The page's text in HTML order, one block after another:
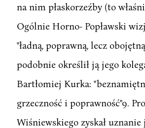
na nim płaskorzeźby (to
Ogólnie Horno- Popławski
"ładną, poprawną, lecz obojętną
podobnie określił ją jego
Bartłomiej Kurka:
grzeczność i poprawność"9.
Wiśniewskiego zyskał